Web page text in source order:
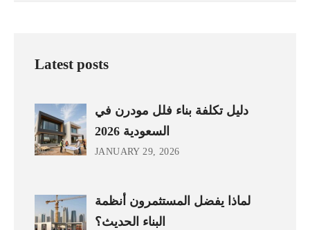
Latest posts
دليل تكلفة بناء فلل مودرن في
السعودية 2026
JANUARY 29, 2026
لماذا يفضل المستثمرون أنظمة
البناء الحديث؟